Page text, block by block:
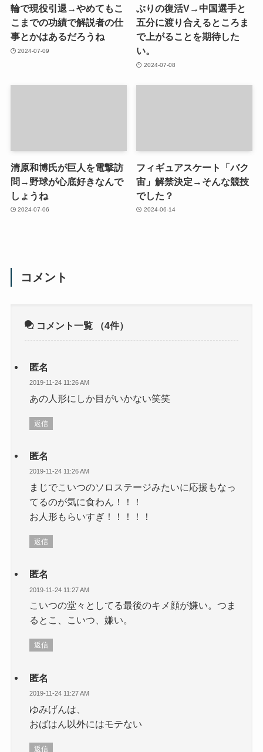
輪で現役引退→やめてもこ
こまでの功績で解説者の仕
事とかはあるだろうね
2024-07-09
ぶりの復活V→中国選手と
五分に渡り合えるところま
で上がることを期待した
い。
2024-07-08
清原和博氏が巨人を電撃訪
問→野球が心底好きなんで
しょうね
2024-07-06
フィギュアスケート「バク
宙」解禁決定→そんな競技
でした？
2024-06-14
コメント
コメント一覧 （4件）
匿名
2019-11-24 11:26 AM
あの人形にしか目がいかない笑笑
返信
匿名
2019-11-24 11:26 AM
まじでこいつのソロステージみたいに応援もなっ
てるのが気に食わん！！！
お人形もらいすぎ！！！！！
返信
匿名
2019-11-24 11:27 AM
こいつの堂々としてる最後のキメ顔が嫌い。つま
るとこ、こいつ、嫌い。
返信
匿名
2019-11-24 11:27 AM
ゆみげんは、
おばはん以外にはモテない
返信